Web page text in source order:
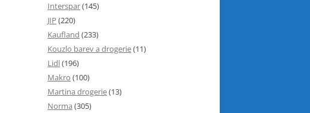
Interspar(145)
JIP (220)
Kaufland (233)
Kouzlo barev a drogerie(11)
Lidl(196)
Makro (100)
Martina drogerie(13)
Norma (305)